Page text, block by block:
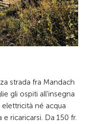
strada fra Mandach
gli ospiti all’insegna
né acqua
ricaricarsi. Da 150 fr.